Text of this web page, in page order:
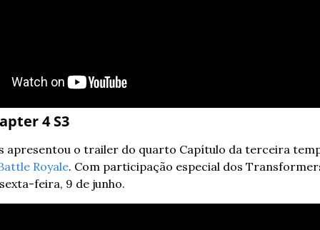
4 S3
apresentou o trailer do quarto Capítulo da terceira
Royale. Com participação especial dos
feira, 9 de junho.